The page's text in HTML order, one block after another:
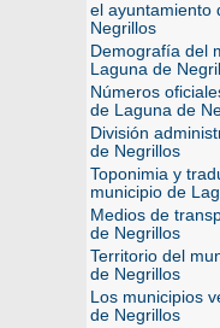
el ayuntamiento
Negrillos
Demografía del
Laguna de
Números
de Laguna de
División
de Negrillos
Toponimia y
municipio de
Medios de
de Negrillos
Territorio del
de Negrillos
Los municipios
de Negrillos